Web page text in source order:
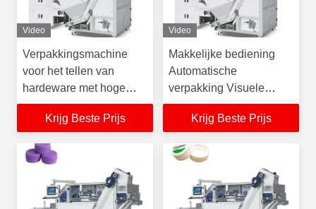
Video
Verpakkingsmachine
voor het tellen van
hardeware met hoge
snelheid en
nauwkeurigheid voor
Krijg Beste Prijs
Video
Makkelijke bediening
Automatische
verpakking Visuele
telverpakkingsmachine
voor plastic flesdeksels
Krijg Beste Prijs